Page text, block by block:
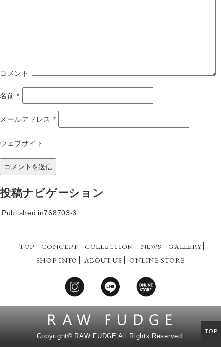
コメント
名前*
メールアドレス *
ウェブサイト
投稿ナビゲーション
Published in768703-3
TOP CONCEPT COLLECTION NEWS
GALLERY
SHOP INFO
ABOUT US ONLINE STORE
Copyright© RAW FUDGE All Rights Reserved.
TOP